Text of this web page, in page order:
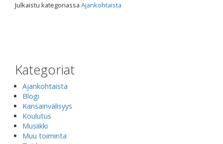
Julkaistu kategoriassa Ajankohtaista
Kategoriat
Ajankohtaista
Blogi
Kansainvälisyys
Koulutus
Musiikki
Muu toiminta